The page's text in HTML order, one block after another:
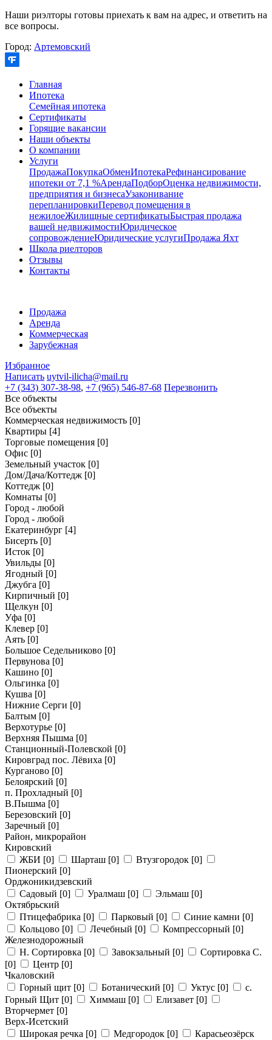
Наши риэлторы готовы приехать к вам на адрес, и ответить на
все вопросы.
Город: Артемовский
Главная
Ипотека
Семейная ипотека
Сертификаты
Горящие вакансии
Наши объекты
О компании
Услуги
ПродажаПокупкаОбменИпотекаРефинансирование
ипотеки от 7,1 %АрендаПодборОценка недвижимости,
предприятия и бизнесаУзаконивание
перепланировкиПеревод помещения в
нежилоеЖилищные сертификатыБыстрая продажа
вашей недвижимостиЮридическое
сопровождениеЮридические услугиПродажа Яхт
Школа риелторов
Отзывы
Контакты
Продажа
Аренда
Коммерческая
Зарубежная
Избранное
Написать uytvil-ilicha@mail.ru
+7 (343) 307-38-98, +7 (965) 546-87-68 Перезвонить
Все объекты
Все объекты
Коммерческая недвижимость [0]
Квартиры [4]
Торговые помещения [0]
Офис [0]
Земельный участок [0]
Дом/Дача/Коттедж [0]
Коттедж [0]
Комнаты [0]
Город - любой
Город - любой
Екатеринбург [4]
Бисерть [0]
Исток [0]
Увильды [0]
Ягодный [0]
Джубга [0]
Кирпичный [0]
Щелкун [0]
Уфа [0]
Клевер [0]
Аять [0]
Большое Седельниково [0]
Первунова [0]
Кашино [0]
Ольгинка [0]
Кушва [0]
Нижние Серги [0]
Балтым [0]
Верхотурье [0]
Верхняя Пышма [0]
Станционный-Полевской [0]
Кировград пос. Лёвиха [0]
Курганово [0]
Белоярский [0]
п. Прохладный [0]
В.Пышма [0]
Березовский [0]
Заречный [0]
Район, микрорайон
Кировский
ЖБИ [0] Шарташ [0] Втузгородок [0]
Пионерский [0]
Орджоникидзевский
Садовый [0] Уралмаш [0] Эльмаш [0]
Октябрьский
Птицефабрика [0] Парковый [0] Синие камни [0]
Кольцово [0] Лечебный [0] Компрессорный [0]
Железнодорожный
Н. Сортировка [0] Завокзальный [0]
Сортировка С.
[0]
Центр [0]
Чкаловский
Горный щит [0] Ботанический [0] Уктус [0]
с.
Горный Щит [0] Химмаш [0] Елизавет [0]
Вторчермет [0]
Верх-Исетский
Широкая речка [0] Медгородок [0]
Карасьеозёрск